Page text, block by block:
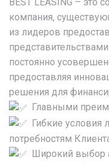
BEST LEASING – это
компания,
из лидеров
постоянно
предоставляя
решения для
Главными
Гибкие условия
потребностям
Широкий выбор